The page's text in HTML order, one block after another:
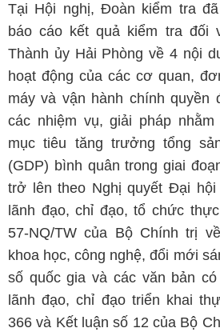
Tại Hội nghị, Đoàn kiểm tra
báo cáo kết quả kiểm tra đối
Thành ủy Hải Phòng về 4 nội
hoạt động của các cơ quan,
máy và vận hành chính quyền
các nhiệm vụ, giải pháp
mục tiêu tăng trưởng tổng
(GDP) bình quân trong giai
trở lên theo Nghị quyết Đại
lãnh đạo, chỉ đạo, tổ chức
57-NQ/TW của Bộ Chính trị
khoa học, công nghệ, đổi mới
số quốc gia và các văn bản
lãnh đạo, chỉ đạo triển khai
366 và Kết luận số 12 của Bộ